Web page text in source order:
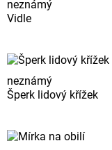
neznámý
Vidle
neznámý
Šperk lidový křížek